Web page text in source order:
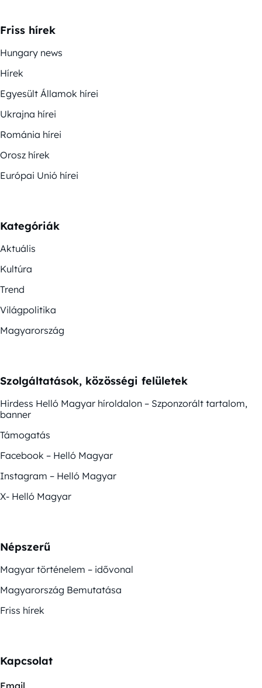
Friss hírek
Hungary news
Hírek
Egyesült Államok hírei
Ukrajna hírei
Románia hírei
Orosz hírek
Európai Unió hírei
Kategóriák
Aktuális
Kultúra
Trend
Világpolitika
Magyarország
Szolgáltatások, közösségi felületek
Hirdess Helló Magyar híroldalon – Szponzorált tartalom,
banner
Támogatás
Facebook – Helló Magyar
Instagram – Helló Magyar
X- Helló Magyar
Népszerű
Magyar történelem – idővonal
Magyarország Bemutatása
Friss hírek
Kapcsolat
Email